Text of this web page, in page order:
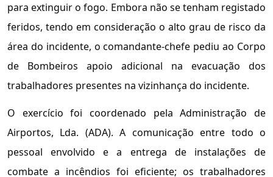
para extinguir o fogo. Embora não se tenham registado
feridos, tendo em consideração o alto grau de risco da
área do incidente, o comandante-chefe pediu ao Corpo
de Bombeiros apoio adicional na evacuação dos
trabalhadores presentes na vizinhança do incidente.
O exercício foi coordenado pela Administração de
Airportos, Lda. (ADA). A comunicação entre todo o
pessoal envolvido e a entrega de instalações de
combate a incêndios foi eficiente; os trabalhadores